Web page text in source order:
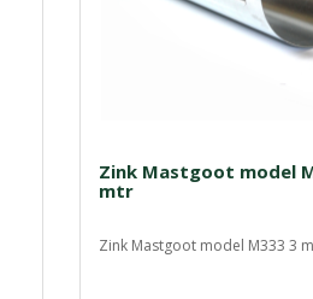
Zink Mastgoot model
mtr
Zink Mastgoot model M333 3